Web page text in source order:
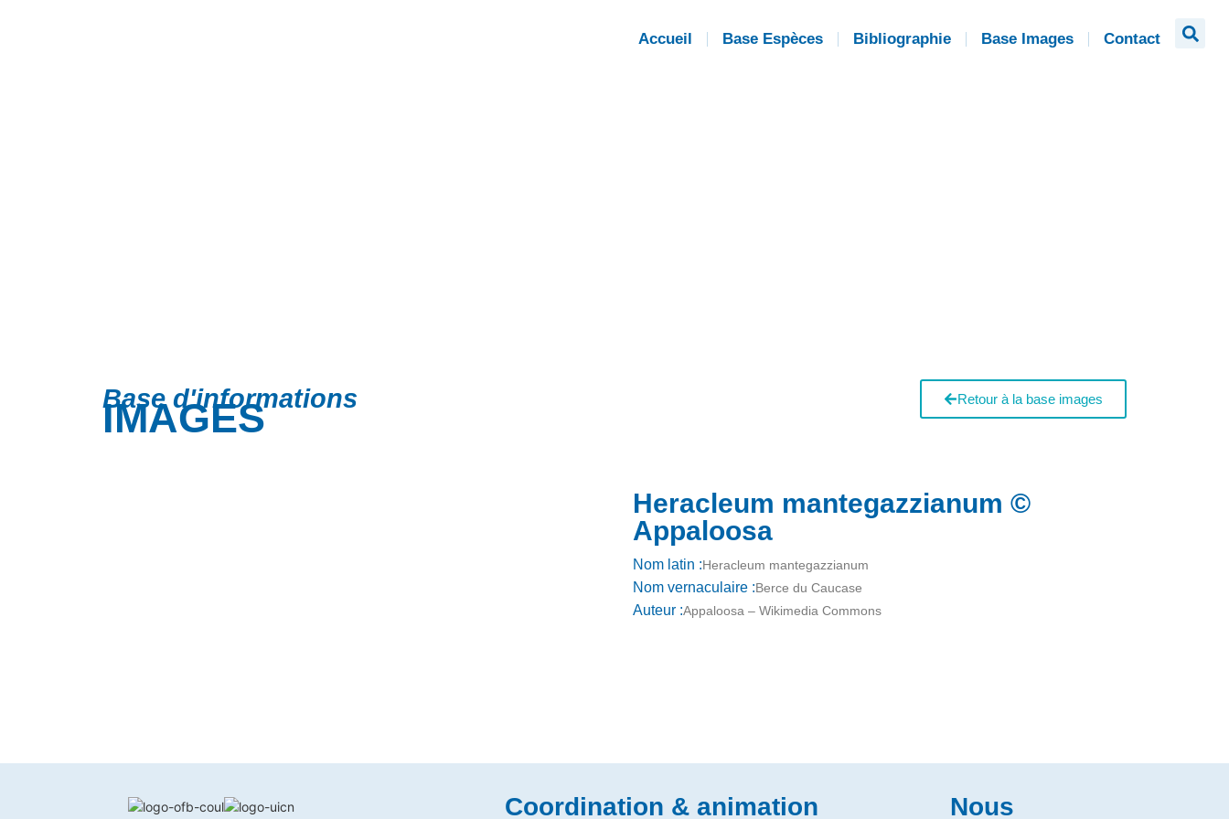
Accueil Base Espèces Bibliographie Base Images Contact
Base d'informations
IMAGES Retour à la base images
Heracleum mantegazzianum ©
Appaloosa
Nom latin :Heracleum mantegazzianum
Nom vernaculaire :Berce du Caucase
Auteur :Appaloosa – Wikimedia Commons
Coordination & animation
Nous